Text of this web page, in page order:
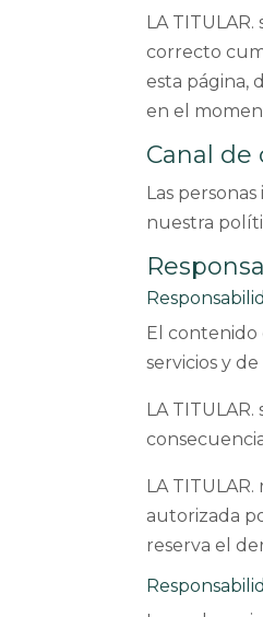
LA
correcto
esta página,
en el
Canal
Las
nuestra
El contenido
servicios y
LA
LA
autorizada
reserva el